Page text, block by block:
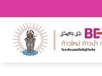
to
content